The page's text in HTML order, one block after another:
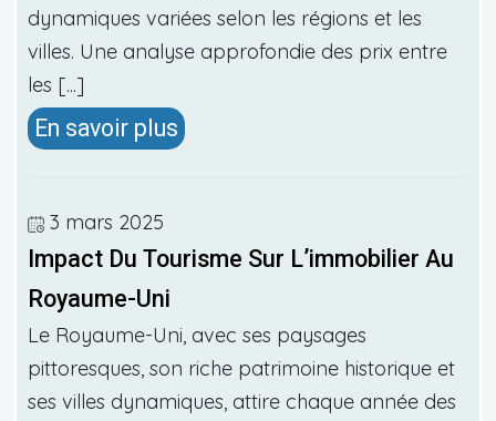
dynamiques variées selon les régions et les
villes. Une analyse approfondie des prix entre
les [...]
En savoir plus
3 mars 2025
Impact Du Tourisme Sur L’immobilier Au
Royaume-Uni
Le Royaume-Uni, avec ses paysages
pittoresques, son riche patrimoine historique et
ses villes dynamiques, attire chaque année des